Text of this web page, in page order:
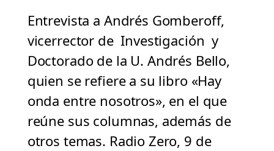
Entrevista a Andrés Gomberoff,
vicerrector de Investigación y
Doctorado de la U. Andrés Bello,
quien se refiere a su libro «Hay
onda entre nosotros», en el que
reúne sus columnas, además de
otros temas. Radio Zero, 9 de